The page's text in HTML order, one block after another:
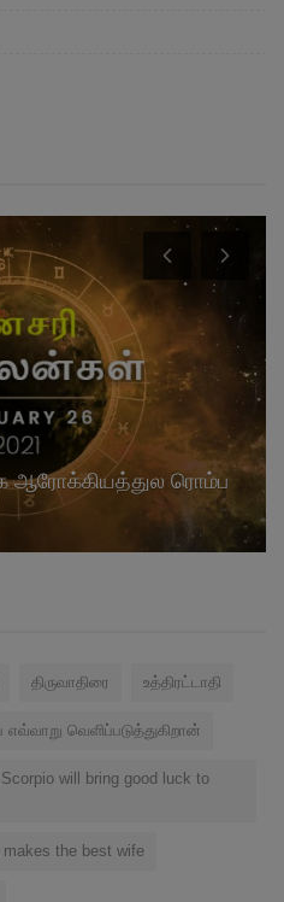
ஆரோக்கியத்துல ரொம்ப
திருவாதிரை உத்திரட்டாதி
வெளிப்படுத்துகிறான்
will bring good luck to
the best wife